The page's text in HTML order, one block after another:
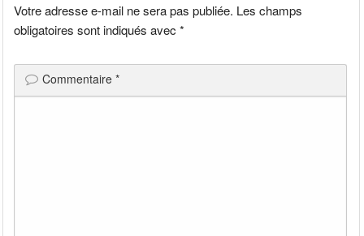
Votre adresse e-mail ne sera pas publiée. Les champs
obligatoires sont indiqués avec*
Commentaire*